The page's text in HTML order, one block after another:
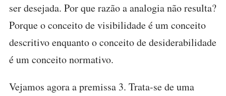
ser desejada. Por que razão a analogia não resulta?
Porque o conceito de visibilidade é um conceito
descritivo enquanto o conceito de desiderabilidade
é um conceito normativo.
Vejamos agora a premissa 3. Trata-se de uma